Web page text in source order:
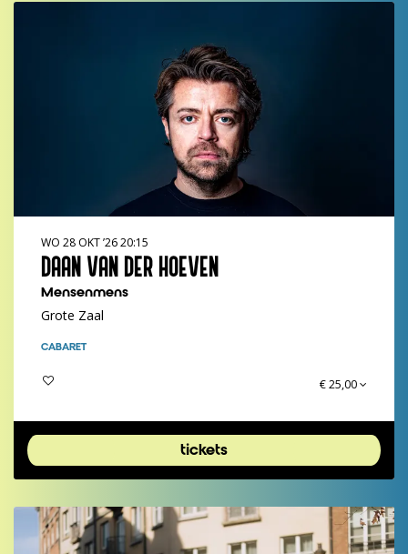
DAAN VAN DER HOEVEN
Mensenmens
WO 28 OKT ’2620:15
Grote Zaal
CABARET
€ 25,00
tickets